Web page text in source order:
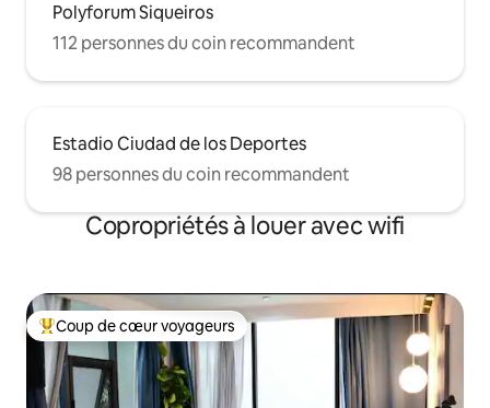
Polyforum Siqueiros
112 personnes du coin recommandent
Estadio Ciudad de los Deportes
98 personnes du coin recommandent
Copropriétés à louer avec wifi
Coup de cœur voyageurs parmi les plus aimés
Coup de cœur voyageurs